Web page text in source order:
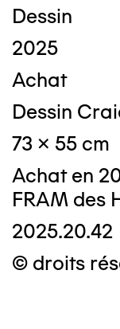
Dessin
2025
Achat
Dessin
73 x 55 cm
Achat en
FRAM des
2025.20.42
© droits